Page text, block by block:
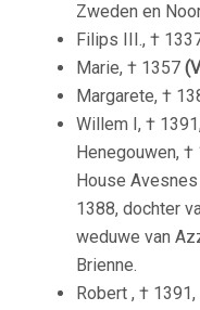
Zweden en
Filips III., †
Marie, † 1357
Margarete, †
Willem I, †
Henegouwen,
House
1388, dochter
weduwe van
Brienne.
Robert , †